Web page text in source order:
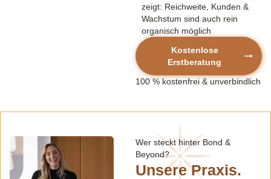
zeigt: Reichweite, Kunden &
Wachstum sind auch rein
organisch möglich
Kostenlose
Erstberatung
100 % kostenfrei& unverbindlich
Wer steckt hinter Bond &
Beyond?
Unsere Praxis.